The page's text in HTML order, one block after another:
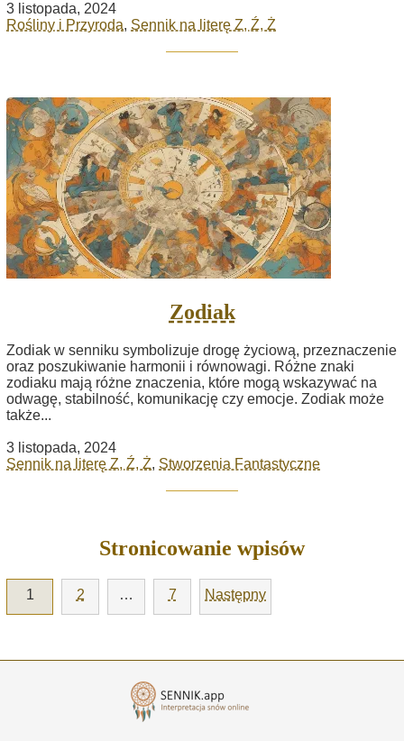
3 listopada, 2024
Rośliny i Przyroda, Sennik na literę Z, Ź, Ż
Zodiak
Zodiak w senniku symbolizuje drogę życiową, przeznaczenie
oraz poszukiwanie harmonii i równowagi. Różne znaki
zodiaku mają różne znaczenia, które mogą wskazywać na
odwagę, stabilność, komunikację czy emocje. Zodiak może
także...
3 listopada, 2024
Sennik na literę Z, Ź, Ż, Stworzenia Fantastyczne
Stronicowanie wpisów
1 2 … 7 Następny